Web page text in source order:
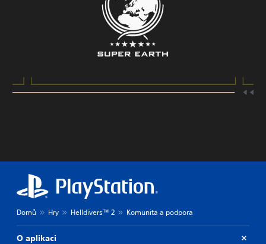
Domů Hry Helldivers™ 2 Komunita a podpora
O aplikaci